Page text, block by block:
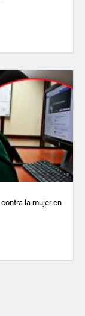
la mujer en